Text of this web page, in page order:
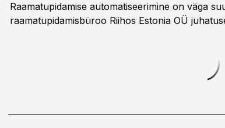
Raamatupidamise automatiseerimine on väga
raamatupidamisbüroo Riihos Estonia OÜ